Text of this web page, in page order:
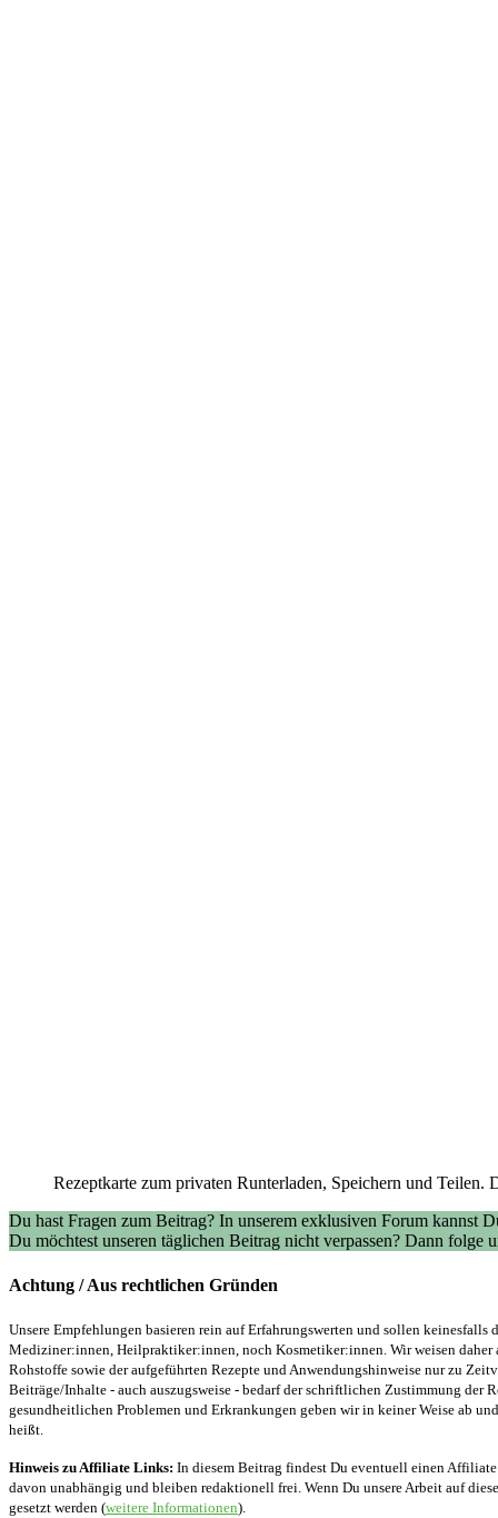
Rezeptkarte zum privaten Runterladen, Speichern und
Du hast Fragen zum Beitrag? In unserem exklusiven Forum kannst
Du möchtest unseren täglichen Beitrag nicht verpassen? Dann folge
Achtung / Aus rechtlichen Gründen
Unsere Empfehlungen basieren rein auf Erfahrungswerten und sollen
Mediziner:innen, Heilpraktiker:innen, noch Kosmetiker:innen. Wir weisen daher
Rohstoffe sowie der aufgeführten Rezepte und Anwendungshinweise nur zu
Beiträge/Inhalte - auch auszugsweise - bedarf der schriftlichen Zustimmung
gesundheitlichen Problemen und Erkrankungen geben wir in keiner Weise ab
heißt.
Hinweis zu Affiliate Links: In diesem Beitrag findest Du eventuell einen
davon unabhängig und bleiben redaktionell frei. Wenn Du unsere Arbeit auf
gesetzt werden (weitere Informationen).